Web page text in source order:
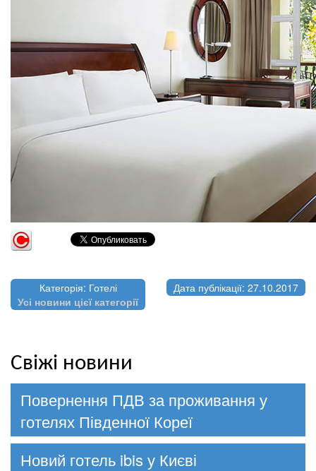
Категорія: Готелі
Усі новини цієї категорії
Дата публікації: 27.10.2017
Свіжі новини
Повернення ПДВ за проживання у
готелях Південної Кореї
Новий готель ibis у Києві